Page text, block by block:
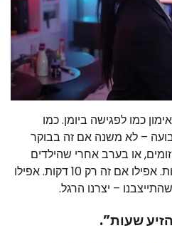
כמו לפגישה ביומן. כמו
– לא משנה אם זה בבוקר
או בערב אחרי שהילדים
נרדמים – ולשמור עליה בקנאות. אפילו אם זה רק 10 דקות. אפילו
– יצרנו הרגל.
שעות”.